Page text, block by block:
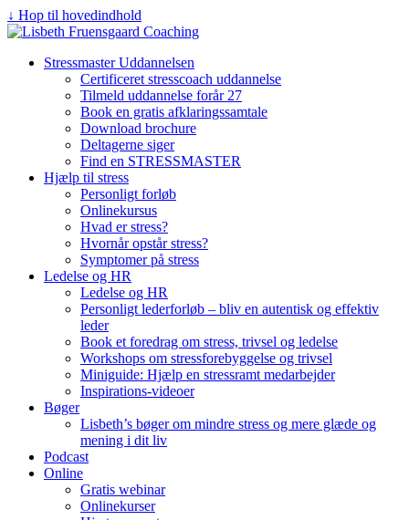
↓ Hop til hovedindhold
Stressmaster Uddannelsen
Certificeret stresscoach uddannelse
Tilmeld uddannelse forår 27
Book en gratis afklaringssamtale
Download brochure
Deltagerne siger
Find en STRESSMASTER
Hjælp til stress
Personligt forløb
Onlinekursus
Hvad er stress?
Hvornår opstår stress?
Symptomer på stress
Ledelse og HR
Ledelse og HR
Personligt lederforløb – bliv en autentisk og effektiv
leder
Book et foredrag om stress, trivsel og ledelse
Workshops om stressforebyggelse og trivsel
Miniguide: Hjælp en stressramt medarbejder
Inspirations-videoer
Bøger
Lisbeth’s bøger om mindre stress og mere glæde og
mening i dit liv
Podcast
Online
Gratis webinar
Onlinekurser